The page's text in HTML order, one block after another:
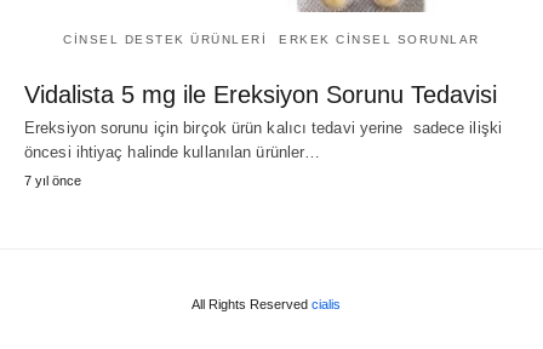
CINSEL DESTEK ÜRÜNLERI ERKEK CINSEL SORUNLAR
Vidalista 5 mg ile Ereksiyon Sorunu Tedavisi
Ereksiyon sorunu için birçok ürün kalıcı tedavi yerine sadece ilişki
öncesi ihtiyaç halinde kullanılan ürünler…
7 yıl önce
All Rights Reserved cialis